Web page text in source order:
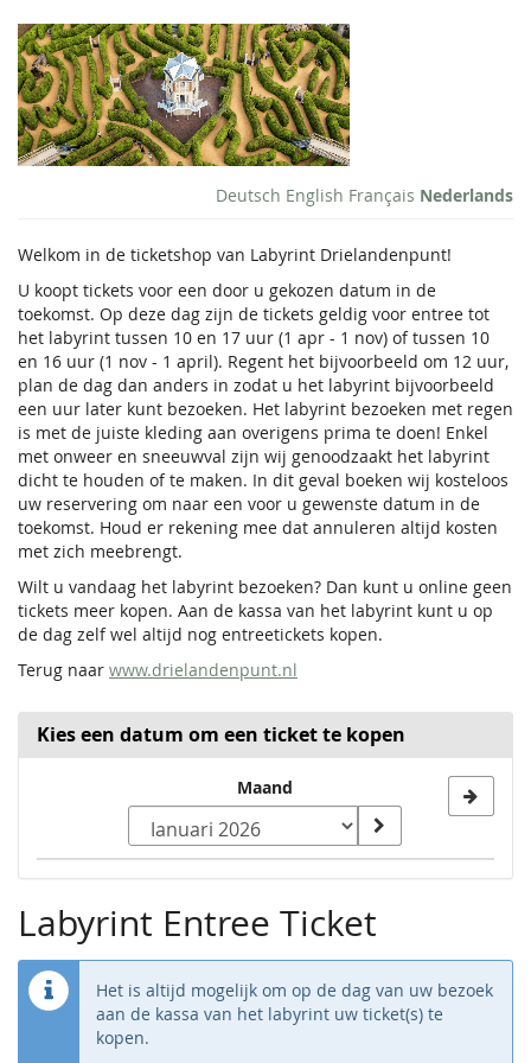
Overslaan
naar de
hoofd-
inhoud
Labyrint
Entree
Ticket
Deutsch English Français Nederlands
Welkom in de ticketshop van Labyrint Drielandenpunt!
U koopt tickets voor een door u gekozen datum in de
toekomst. Op deze dag zijn de tickets geldig voor entree tot
het labyrint tussen 10 en 17 uur (1 apr - 1 nov) of tussen 10
en 16 uur (1 nov - 1 april). Regent het bijvoorbeeld om 12 uur,
plan de dag dan anders in zodat u het labyrint bijvoorbeeld
een uur later kunt bezoeken. Het labyrint bezoeken met regen
is met de juiste kleding aan overigens prima te doen! Enkel
met onweer en sneeuwval zijn wij genoodzaakt het labyrint
dicht te houden of te maken. In dit geval boeken wij kosteloos
uw reservering om naar een voor u gewenste datum in de
toekomst. Houd er rekening mee dat annuleren altijd kosten
met zich meebrengt.
Wilt u vandaag het labyrint bezoeken? Dan kunt u online geen
tickets meer kopen. Aan de kassa van het labyrint kunt u op
de dag zelf wel altijd nog entreetickets kopen.
Terug naar www.drielandenpunt.nl
Kies een datum om een ticket te kopen
maand
om
tonen
Maand
Labyrint Entree Ticket
Het is altijd mogelijk om op de dag van uw bezoek
aan de kassa van het labyrint uw ticket(s) te
kopen.